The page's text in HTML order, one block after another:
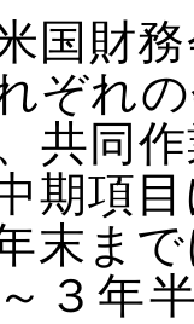
国財
ぞれ
共同
期項
末ま
３年